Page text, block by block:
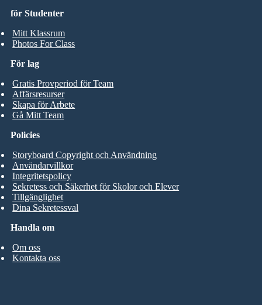
för Studenter
Mitt Klassrum
Photos For Class
För lag
Gratis Provperiod för Team
Affärsresurser
Skapa för Arbete
Gå Mitt Team
Handla om
Om oss
Kontakta oss
Policies
Storyboard Copyright och Användning
Användarvillkor
Integritetspolicy
Sekretess och Säkerhet för Skolor och Elever
Tillgänglighet
Dina Sekretessval